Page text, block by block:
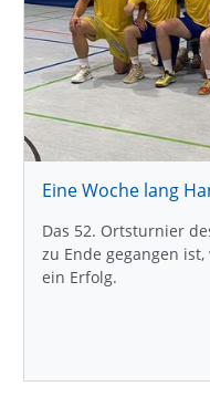
Das 52. Ortsturnier
zu Ende gegangen
ein Erfolg.